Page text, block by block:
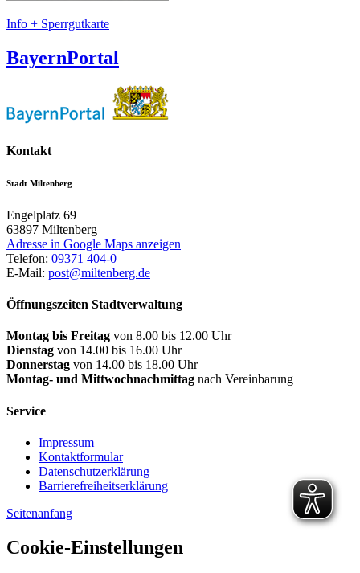
Info + Sperrgutkarte
BayernPortal
Kontakt
Stadt Miltenberg
Engelplatz 69
63897 Miltenberg
Adresse in Google Maps anzeigen
Telefon: 09371 404-0
E-Mail: post@miltenberg.de
Öffnungszeiten Stadtverwaltung
Montag bis Freitag von 8.00 bis 12.00 Uhr
Dienstag von 14.00 bis 16.00 Uhr
Donnerstag von 14.00 bis 18.00 Uhr
Montag- und Mittwochnachmittag nach Vereinbarung
Service
Impressum
Kontaktformular
Datenschutzerklärung
Barrierefreiheitserklärung
Seitenanfang
Cookie-Einstellungen